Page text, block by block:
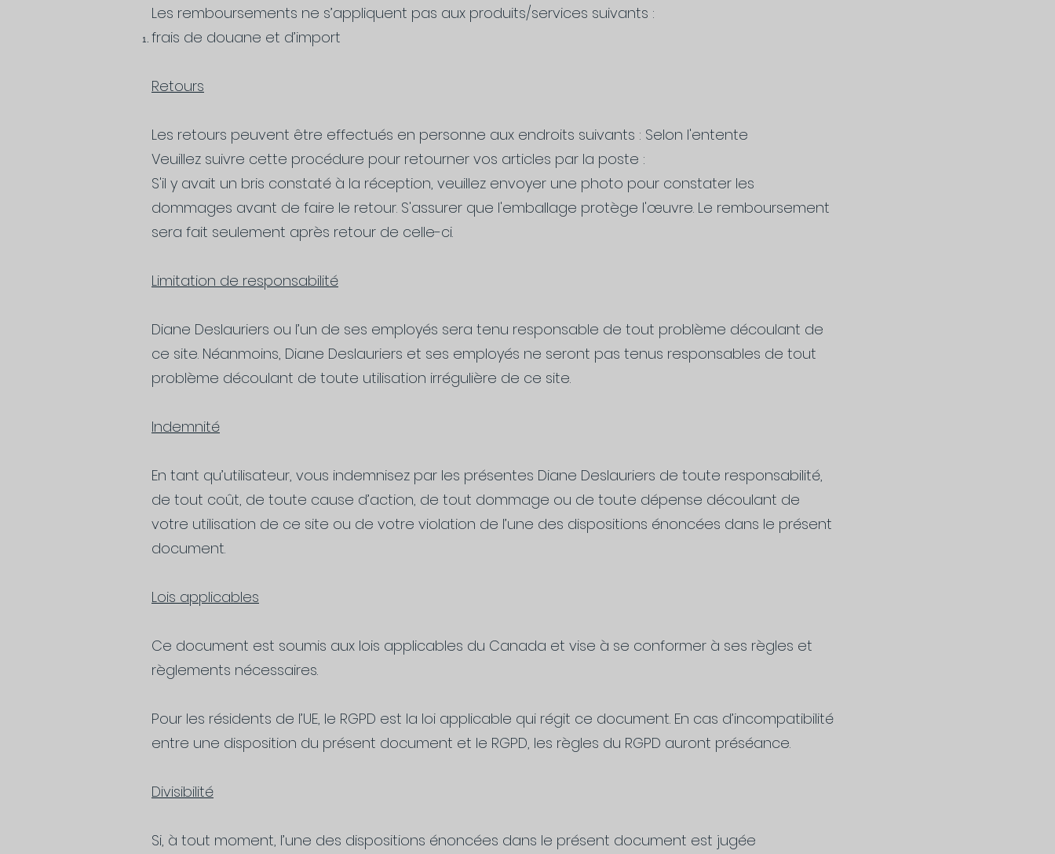
Les remboursements ne s’appliquent pas aux produits/services suivants :
frais de douane et d’import
Retours
Les retours peuvent être effectués en personne aux endroits suivants : Selon l'entente
Veuillez suivre cette procédure pour retourner vos articles par la poste :
S'il y avait un bris constaté à la réception, veuillez envoyer une photo pour constater les
dommages avant de faire le retour. S'assurer que l'emballage protège l'œuvre. Le remboursement
sera fait seulement après retour de celle-ci.
Limitation de responsabilité
Diane Deslauriers ou l’un de ses employés sera tenu responsable de tout problème découlant de
ce site. Néanmoins, Diane Deslauriers et ses employés ne seront pas tenus responsables de tout
problème découlant de toute utilisation irrégulière de ce site.
Indemnité
En tant qu’utilisateur, vous indemnisez par les présentes Diane Deslauriers de toute responsabilité,
de tout coût, de toute cause d’action, de tout dommage ou de toute dépense découlant de
votre utilisation de ce site ou de votre violation de l’une des dispositions énoncées dans le présent
document.
Lois applicables
Ce document est soumis aux lois applicables du Canada et vise à se conformer à ses règles et
règlements nécessaires.
Pour les résidents de l’UE, le RGPD est la loi applicable qui régit ce document. En cas d’incompatibilité
entre une disposition du présent document et le RGPD, les règles du RGPD auront préséance.
Divisibilité
Si, à tout moment, l’une des dispositions énoncées dans le présent document est jugée